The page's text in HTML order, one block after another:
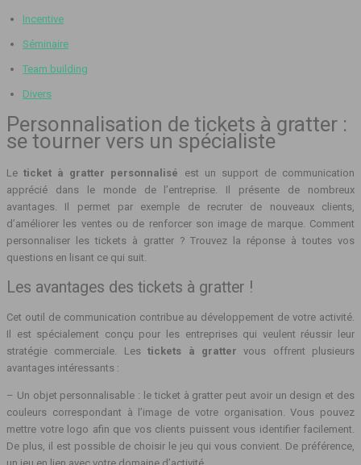
Incentive
Séminaire
Team building
Divers
Personnalisation de tickets à gratter :
se tourner vers un spécialiste
Leticket à gratter personnalisé est un support de communication
apprécié dans le monde de l’entreprise. Il présente de nombreux
avantages. Il permet par exemple de recruter de nouveaux clients,
d’améliorer les ventes ou de renforcer son image de marque. Comment
personnaliser les tickets à gratter ? Trouvez la réponse à toutes vos
questions en lisant ce qui suit.
Les avantages des tickets à gratter !
Cet outil de communication contribue au développement de votre activité.
Il est spécialement conçu pour les entreprises qui veulent réussir leur
stratégie commerciale. Lestickets à gratter vous offrent plusieurs
avantages intéressants :
– Un objet personnalisable : le ticket à gratter peut avoir un design et des
couleurs correspondant à l’image de votre organisation. Vous pouvez
mettre votre logo afin que vos clients puissent vous identifier facilement.
De plus, il est possible de choisir le jeu qui vous convient. De préférence,